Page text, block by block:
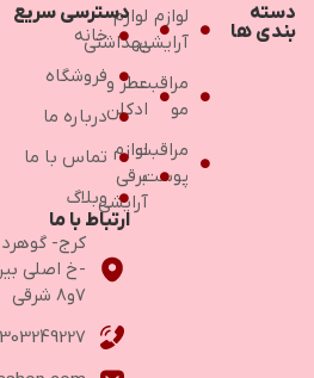
دسته
بندی ها
لوازم
آرایشی
مراقبت
مو
مراقبت
پوست
لوازم
بهداشتی
عطر و
ادکلن
لوازم
برقی
آرایشی
دسترسی سریع
خانه
فروشگاه
درباره ما
تماس با ما
وبلاگ
ارتباط با ما
کرج-
-خ اصلی
۷و۸ شرقی